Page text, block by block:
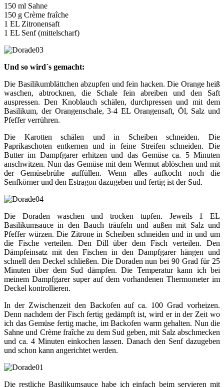
150 ml Sahne
150 g Crème fraîche
1 EL Zitronensaft
1 EL Senf (mittelscharf)
Und so wird´s gemacht:
Die Basilikumblättchen abzupfen und fein hacken. Die Orange heiß
waschen, abtrocknen, die Schale fein abreiben und den Saft
auspressen. Den Knoblauch schälen, durchpressen und mit dem
Basilikum, der Orangenschale, 3-4 EL Orangensaft, Öl, Salz und
Pfeffer verrühren.
Die Karotten schälen und in Scheiben schneiden. Die
Paprikaschoten entkernen und in feine Streifen schneiden. Die
Butter im Dampfgarer erhitzen und das Gemüse ca. 5 Minuten
anschwitzen. Nun das Gemüse mit dem Wermut ablöschen und mit
der Gemüsebrühe auffüllen. Wenn alles aufkocht noch die
Senfkörner und den Estragon dazugeben und fertig ist der Sud.
Die Doraden waschen und trocken tupfen. Jeweils 1 EL
Basilikumsauce in den Bauch träufeln und außen mit Salz und
Pfeffer würzen. Die Zitrone in Scheiben schneiden und in und um
die Fische verteilen. Den Dill über dem Fisch verteilen. Den
Dämpfeinsatz mit den Fischen in den Dampfgarer hängen und
schnell den Deckel schließen. Die Doraden nun bei 90 Grad für 25
Minuten über dem Sud dämpfen. Die Temperatur kann ich bei
meinem Dampfgarer super auf dem vorhandenen Thermometer im
Deckel kontrollieren.
In der Zwischenzeit den Backofen auf ca. 100 Grad vorheizen.
Denn nachdem der Fisch fertig gedämpft ist, wird er in der Zeit wo
ich das Gemüse fertig mache, im Backofen warm gehalten. Nun die
Sahne und Crème fraîche zu dem Sud geben, mit Salz abschmecken
und ca. 4 Minuten einkochen lassen. Danach den Senf dazugeben
und schon kann angerichtet werden.
Die restliche Basilikumsauce habe ich einfach beim servieren mit